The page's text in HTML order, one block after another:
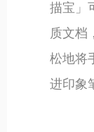
描宝」
质文档
松地将
进印象